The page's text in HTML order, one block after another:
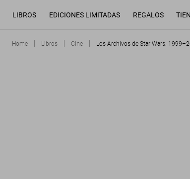
LIBROS EDICIONES LIMITADAS REGALOS
Home Libros Cine Los Archivos de Star Wars.